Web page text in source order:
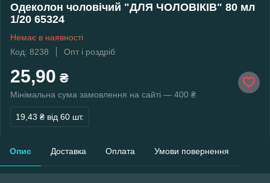
Одеколон чоловічий "ДЛЯ ЧОЛОВІКІВ" 80 мл
1/20 65324
Немає в наявності
Код: 8238
Опт і роздріб
25,90 ₴
Мінімальна сума замовлення на сайті — 400 ₴
19,43 ₴ від 60 шт.
Опис Доставка Оплата Умови повернення